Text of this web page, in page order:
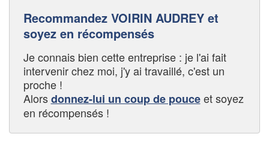
Recommandez VOIRIN AUDREY et
soyez en récompensés
Je connais bien cette entreprise : je l'ai fait
intervenir chez moi, j'y ai travaillé, c'est un
proche !
Alorsdonnez-lui un coup de pouceet soyez
en récompensés !